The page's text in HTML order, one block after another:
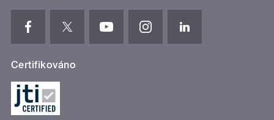
Certifikováno